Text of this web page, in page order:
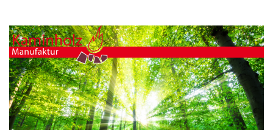
Zum
Inhalt
springen